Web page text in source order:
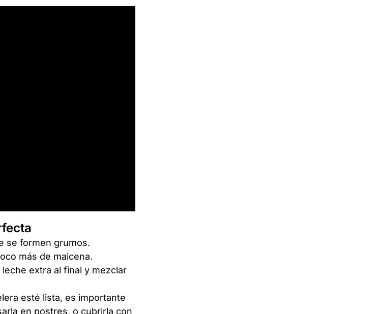
se formen grumos.
más de maicena.
extra al final y mezclar
esté lista, es importante
en postres, o cubrirla con